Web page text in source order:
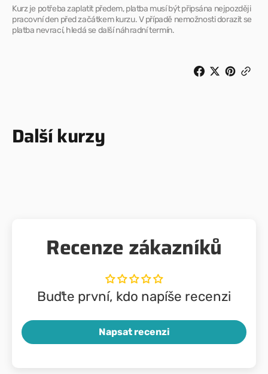
Kurz je potřeba zaplatit předem, platba musí být připsána nejpozději
pracovní den před začátkem kurzu. V případě nemožnosti dorazit se
platba nevrací, hledá se další náhradní termín.
Další kurzy
Recenze zákazníků
Buďte první, kdo napíše recenzi
Napsat recenzi